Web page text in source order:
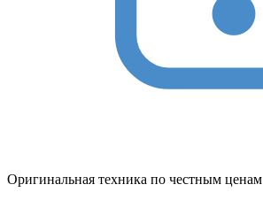
Оригинальная техника по честным ценам